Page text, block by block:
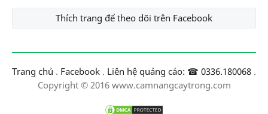
Thích trang để theo dõi trên Facebook
Trang chủ . Facebook . Liên hệ quảng cáo: ☎ 0336.180068 .
Copyright © 2016 www.camnangcaytrong.com